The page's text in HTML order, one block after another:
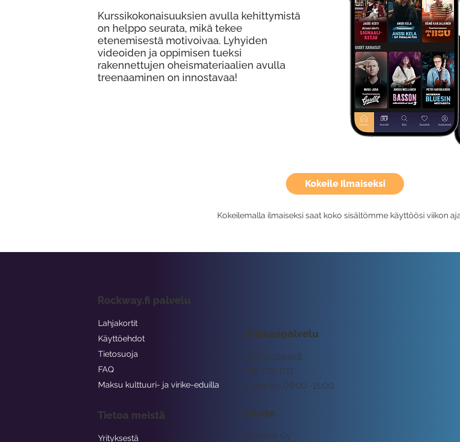
Kokeile Ilmaiseksi
Kokeilemalla ilmaiseksi saat koko sisältömme käyttöösi viikon
Kurssikokonaisuuksien avulla kehittymistä
on helppo seurata, mikä tekee
etenemisestä motivoivaa. Lyhyiden
videoiden ja oppimisen tueksi
rakennettujen oheismateriaalien avulla
treenaaminen on innostavaa!
Asiakaspalvelu
tuki@rockway.fi
Arkisin klo 09:00 -15:00
045 7731 1111
Osoite
Rockway Oy
Rockway.fi palvelu
Lahjakortit
Käyttöehdot
Tietosuoja
FAQ
Maksu kulttuuri- ja virike-eduilla
Tietoa meistä
Yrityksestä